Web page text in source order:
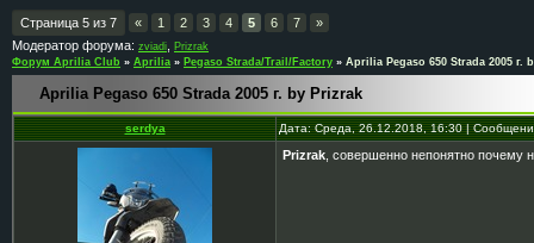
Страница 5 из 7 « 1 2 3 4 5 6 7
»
Модератор форума: zviadi
Prizrak
Форум Aprilia Club » Aprilia » Pegaso Strada/Trail/Factory » Aprilia Pegaso 650 Strada 2005 г.
Aprilia Pegaso 650 Strada 2005 г. by Prizrak
serdya Дата: Среда, 26.12.2018, 16:30 |
Prizrak , совершенно непонятно почему